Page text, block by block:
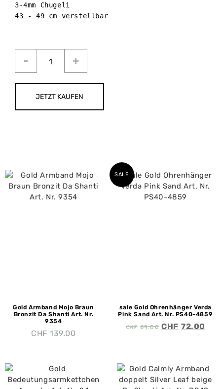
3-4mm Chugeli
43 - 49 cm verstellbar
JETZT KAUFEN
Gold Armband Mojo Braun
Bronzit Da Shanti Art. Nr.
9354
CHF 139.00
SALE
sale Gold Ohrenhänger Verda
Pink Sand Art. Nr. PS40-4859
CHF89.00 CHF 72.00